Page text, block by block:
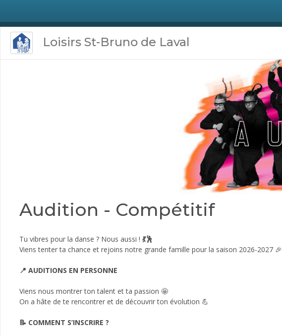
Loisirs St-Bruno de Laval
Audition - Compétitif
Tu vibres pour la danse ? Nous aussi ! 💃🕺
Viens tenter ta chance et rejoins notre grande famille pour la saison 2026-2027 🎉
📍 AUDITIONS EN PERSONNE
Viens nous montrer ton talent et ta passion 🤩
On a hâte de te rencontrer et de découvrir ton évolution 💪
📝 COMMENT S’INSCRIRE ?